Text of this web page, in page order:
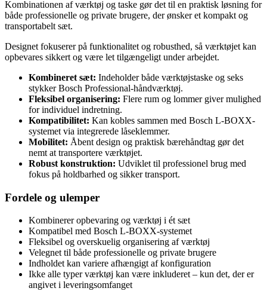
Kombinationen af værktøj og taske gør det til en praktisk løsning for
både professionelle og private brugere, der ønsker et kompakt og
transportabelt sæt.
Designet fokuserer på funktionalitet og robusthed, så værktøjet kan
opbevares sikkert og være let tilgængeligt under arbejdet.
Kombineret sæt: Indeholder både værktøjstaske og seks
stykker Bosch Professional-håndværktøj.
Fleksibel organisering: Flere rum og lommer giver mulighed
for individuel indretning.
Kompatibilitet: Kan kobles sammen med Bosch L-BOXX-
systemet via integrerede låseklemmer.
Mobilitet: Åbent design og praktisk bærehåndtag gør det
nemt at transportere værktøjet.
Robust konstruktion: Udviklet til professionel brug med
fokus på holdbarhed og sikker transport.
Fordele og ulemper
Kombinerer opbevaring og værktøj i ét sæt
Kompatibel med Bosch L-BOXX-systemet
Fleksibel og overskuelig organisering af værktøj
Velegnet til både professionelle og private brugere
Indholdet kan variere afhængigt af konfiguration
Ikke alle typer værktøj kan være inkluderet – kun det, der er
angivet i leveringsomfanget